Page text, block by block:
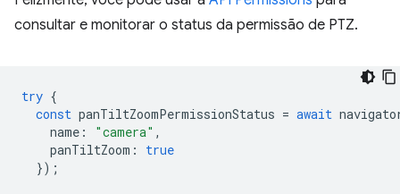
consultar e monitorar o status da permissão de PTZ.
try {
const panTiltZoomPermissionStatus = await
name : "camera" ,
panTiltZoom :
true
});